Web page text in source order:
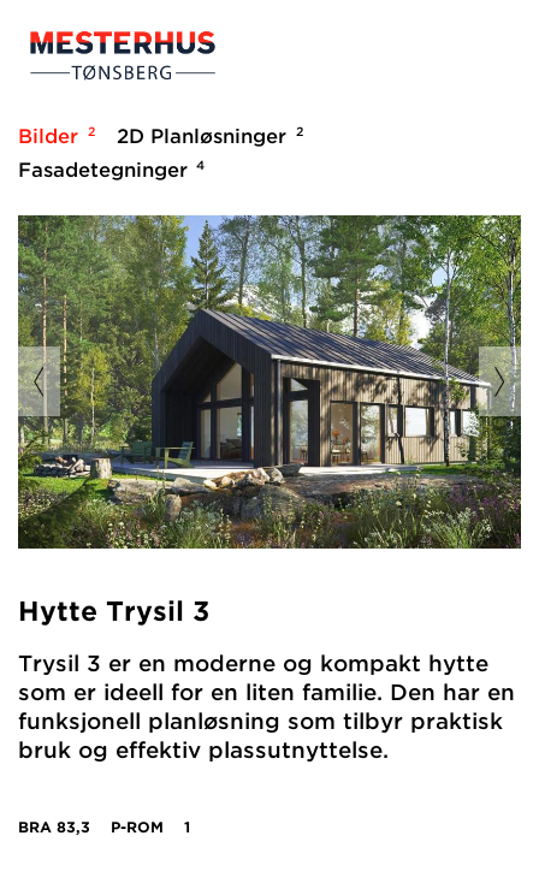
Bilder 2 2D Planløsninger 2
Fasadetegninger 4
Hytte Trysil 3
Trysil 3 er en moderne og kompakt hytte
som er ideell for en liten familie. Den har en
funksjonell planløsning som tilbyr praktisk
bruk og effektiv plassutnyttelse.
BRA 83,3 P-ROM 1